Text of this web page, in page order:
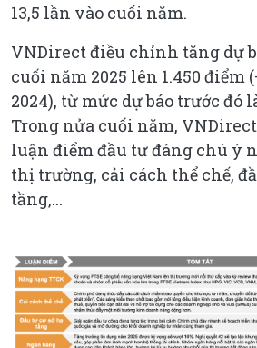
13,5 lần vào cuối năm.
VNDirect điều chỉnh tăng dự
cuối năm 2025 lên 1.450 điểm
2024), từ mức dự báo trước đó
Trong nửa cuối năm,
luận điểm đầu tư đáng chú ý
thị trường, cải cách thể chế,
tầng,...